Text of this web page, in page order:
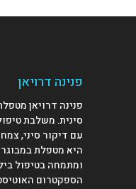
פנינה דרויאן
פנינה דרויאן
סינית. משלבת
עם דיקור סיני,
היא מטפלת
ומתמחה בטיפול
הספקטרום